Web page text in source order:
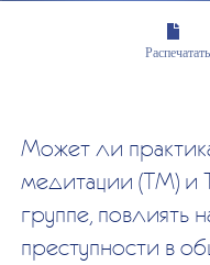
Распечатать
Может ли
медитации (ТМ) и
группе, повлиять
преступности в